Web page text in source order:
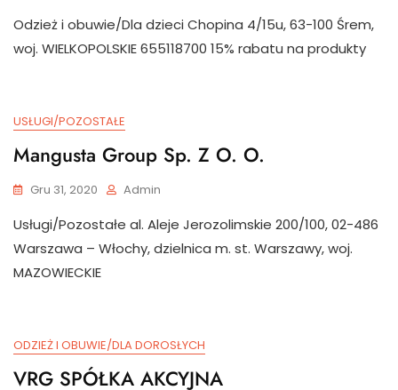
Odzież i obuwie/Dla dzieci Chopina 4/15u, 63-100 Śrem,
woj. WIELKOPOLSKIE 655118700 15% rabatu na produkty
USŁUGI/POZOSTAŁE
Mangusta Group Sp. Z O. O.
Gru 31, 2020 Admin
Usługi/Pozostałe al. Aleje Jerozolimskie 200/100, 02-486
Warszawa – Włochy, dzielnica m. st. Warszawy, woj.
MAZOWIECKIE
ODZIEŻ I OBUWIE/DLA DOROSŁYCH
VRG SPÓŁKA AKCYJNA